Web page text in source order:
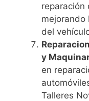
reparación
mejorando
del
y
en
Talleres